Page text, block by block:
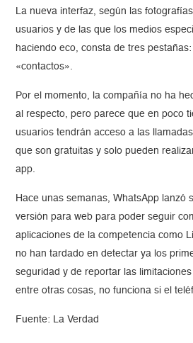
La nueva interfaz, según las
usuarios y de las que los medios
haciendo eco, consta de tres
«contactos».
Por el momento, la compañía no ha
al respecto, pero parece que en poco
usuarios tendrán acceso a las
que son gratuitas y solo pueden
app.
Hace unas semanas, WhatsApp lanzó
versión para web para poder seguir
aplicaciones de la competencia como
no han tardado en detectar ya los
seguridad y de reportar las
entre otras cosas, no funciona si el
Fuente: La Verdad